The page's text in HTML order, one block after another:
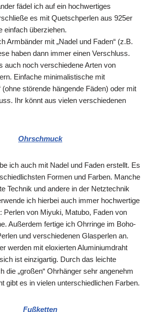
fädel ich auf ein hochwertiges
es mit Quetschperlen aus 925er
einfach überziehen.
Armbänder mit „Nadel und Faden“ (z.B.
haben dann immer einen Verschluss.
auch noch verschiedene Arten von
Einfache minimalistische mit
(ohne störende hängende Fäden) oder mit
Ihr könnt aus vielen verschiedenen
Ohrschmuck
ich auch mit Nadel und Faden erstellt. Es
Formen und Farben. Manche
Technik und andere in der Netztechnik
ich hierbei auch immer hochwertige
Perlen von Miyuki, Matubo, Faden von
Außerdem fertige ich Ohrringe im Boho-
und verschiedenen Glasperlen an.
werden mit eloxierten Aluminiumdraht
ist einzigartig. Durch das leichte
die „großen“ Ohrhänger sehr angenehm
gibt es in vielen unterschiedlichen Farben.
Fußketten